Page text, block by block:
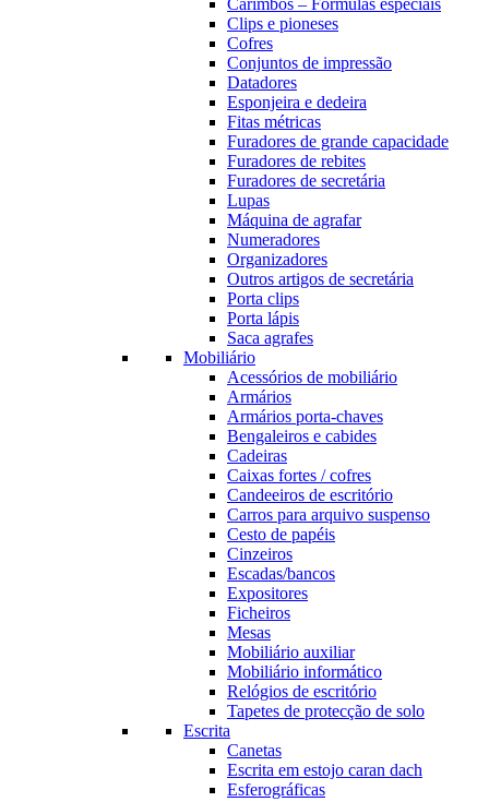
Carimbos – Fórmulas especiais
Clips e pioneses
Cofres
Conjuntos de impressão
Datadores
Esponjeira e dedeira
Fitas métricas
Furadores de grande capacidade
Furadores de rebites
Furadores de secretária
Lupas
Máquina de agrafar
Numeradores
Organizadores
Outros artigos de secretária
Porta clips
Porta lápis
Saca agrafes
Mobiliário
Acessórios de mobiliário
Armários
Armários porta-chaves
Bengaleiros e cabides
Cadeiras
Caixas fortes / cofres
Candeeiros de escritório
Carros para arquivo suspenso
Cesto de papéis
Cinzeiros
Escadas/bancos
Expositores
Ficheiros
Mesas
Mobiliário auxiliar
Mobiliário informático
Relógios de escritório
Tapetes de protecção de solo
Escrita
Canetas
Escrita em estojo caran dach
Esferográficas